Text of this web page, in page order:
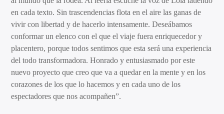
en cada texto. Sin trascendencias flota en el aire las ganas de
vivir con libertad y de hacerlo intensamente. Deseábamos
conformar un elenco con el que el viaje fuera enriquecedor y
placentero, porque todos sentimos que esta será una experiencia
del todo transformadora. Honrado y entusiasmado por este
nuevo proyecto que creo que va a quedar en la mente y en los
corazones de los que lo hacemos y en cada uno de los
espectadores que nos acompañen”.